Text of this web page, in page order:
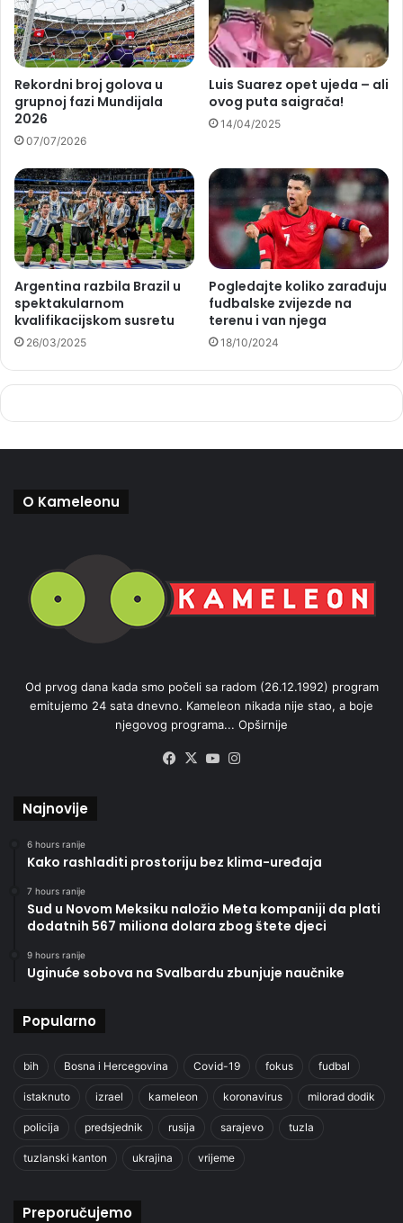
Rekordni broj golova u
grupnoj fazi Mundijala
2026
07/07/2026
Luis Suarez opet ujeda – ali
ovog puta saigrača!
14/04/2025
Argentina razbila Brazil u
spektakularnom
kvalifikacijskom susretu
26/03/2025
Pogledajte koliko zarađuju
fudbalske zvijezde na
terenu i van njega
18/10/2024
O Kameleonu
Od prvog dana kada smo počeli sa radom (26.12.1992) program
emitujemo 24 sata dnevno. Kameleon nikada nije stao, a boje
njegovog programa... Opširnije
Facebook
X YouTube
Najnovije
6 hours ranije
Kako rashladiti prostoriju bez klima-uređaja
7 hours ranije
Sud u Novom Meksiku naložio Meta kompaniji da plati
dodatnih 567 miliona dolara zbog štete djeci
9 hours ranije
Uginuće sobova na Svalbardu zbunjuje naučnike
Popularno
bih Bosna i Hercegovina Covid-19 fokus fudbal
istaknuto izrael kameleon koronavirus milorad dodik
policija predsjednik rusija sarajevo tuzla
tuzlanski kanton ukrajina vrijeme
Preporučujemo